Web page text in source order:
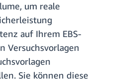
um reale
auf Ihrem EBS-
Versuchsvorlagen
Sie können diese